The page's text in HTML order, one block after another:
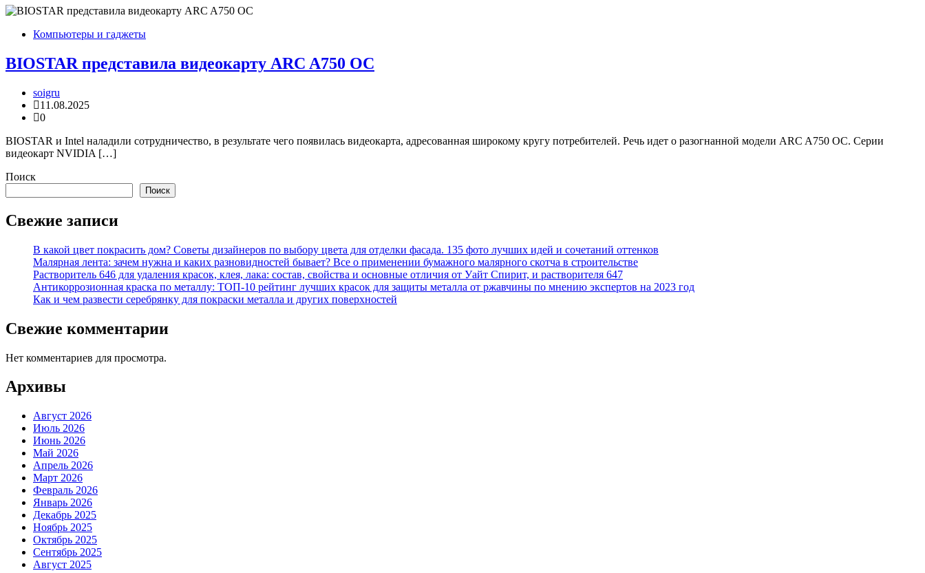
Компьютеры и гаджеты
BIOSTAR представила видеокарту ARC A750 OC
soigru
11.08.2025
0
BIOSTAR и Intel наладили сотрудничество, в результате чего появилась видеокарта, адресованная широкому кругу потребителей. Речь идет о разогнанной модели ARC A750 OC. Серии
видеокарт NVIDIA […]
Поиск
Поиск
Свежие записи
В какой цвет покрасить дом? Советы дизайнеров по выбору цвета для отделки фасада. 135 фото лучших идей и сочетаний оттенков
Малярная лента: зачем нужна и каких разновидностей бывает? Все о применении бумажного малярного скотча в строительстве
Растворитель 646 для удаления красок, клея, лака: состав, свойства и основные отличия от Уайт Спирит, и растворителя 647
Антикоррозионная краска по металлу: ТОП-10 рейтинг лучших красок для защиты металла от ржавчины по мнению экспертов на 2023 год
Как и чем развести серебрянку для покраски металла и других поверхностей
Свежие комментарии
Нет комментариев для просмотра.
Архивы
Август 2026
Июль 2026
Июнь 2026
Май 2026
Апрель 2026
Март 2026
Февраль 2026
Январь 2026
Декабрь 2025
Ноябрь 2025
Октябрь 2025
Сентябрь 2025
Август 2025